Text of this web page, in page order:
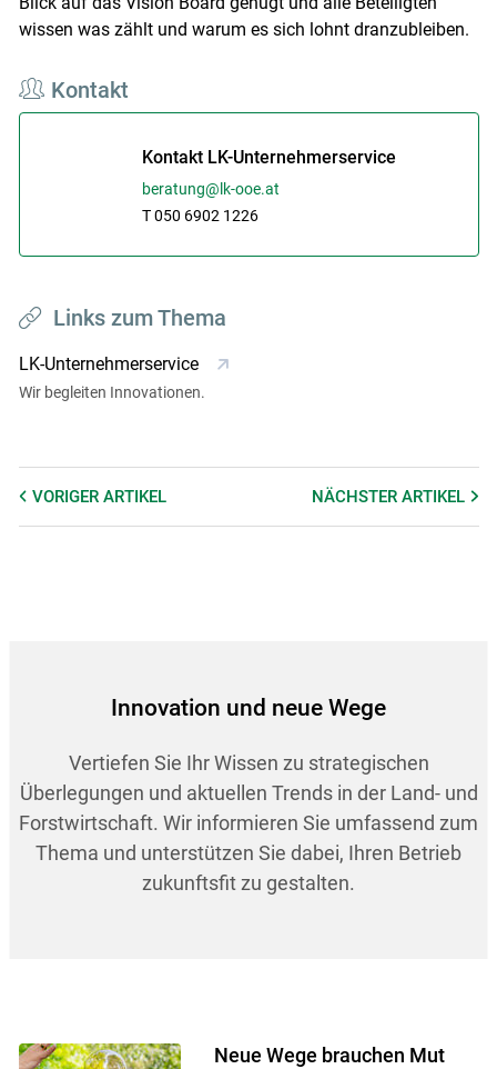
wissen was zählt und warum es sich lohnt dranzubleiben.
Kontakt
Kontakt LK-Unternehmerservice
beratung@lk-ooe.at
T 050 6902 1226
Links zum Thema
LK-Unternehmerservice
Wir begleiten Innovationen.
VORIGER ARTIKEL NÄCHSTERARTIKEL
Innovation und neue Wege
Vertiefen Sie Ihr Wissen zu strategischen
Überlegungen und aktuellen Trends in der Land- und
Forstwirtschaft. Wir informieren Sie umfassend zum
Thema und unterstützen Sie dabei, Ihren Betrieb
zukunftsfit zu gestalten.
Neue Wege brauchen Mut